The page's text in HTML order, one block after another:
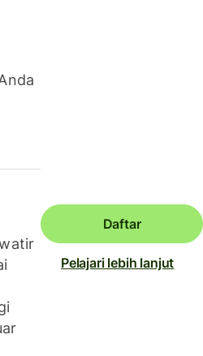
Daftar
Pelajari lebih lanjut